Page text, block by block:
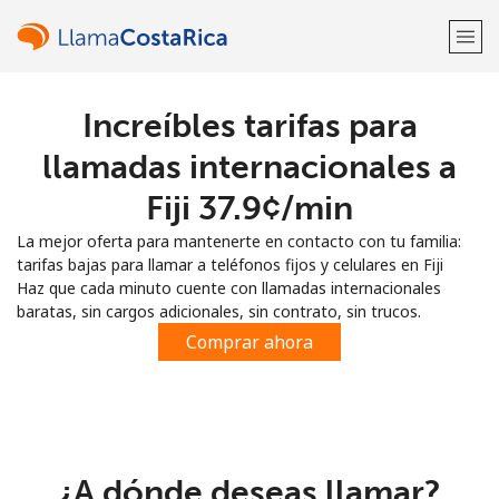
¡Bienvenido!
Regístrate con
Increíbles tarifas para
llamadas internacionales a
Fiji ⁦37.9¢⁩/min
La mejor oferta para mantenerte en contacto con tu familia:
tarifas bajas para llamar a teléfonos fijos y celulares en Fiji
Haz que cada minuto cuente con llamadas internacionales
baratas, sin cargos adicionales, sin contrato, sin trucos.
Comprar ahora